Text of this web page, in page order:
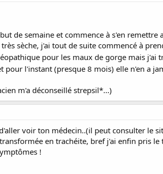
de semaine et commence à s'en
sèche, j'ai tout de suite commencé à
pour les maux de gorge mais j'ai
pour l'instant (presque 8 mois) elle n'en a
m'a déconseillé strepsil*...)
voir ton médecin..(il peut consulter le
en trachéite, bref j'ai enfin pris
!